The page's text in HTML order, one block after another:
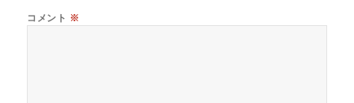
コメント ※